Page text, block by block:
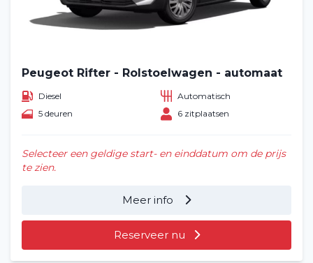
Home
Lange termijn
Over ons
Peugeot Rifter - Rolstoelwagen - automaat
Diesel
Automatisch
5 deuren
6 zitplaatsen
Selecteer een geldige start- en einddatum om de prijs
te zien.
Meer info
Reserveer nu